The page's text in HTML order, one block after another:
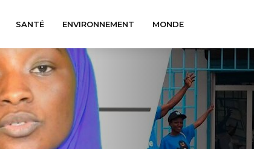
SANTÉ ENVIRONNEMENT MONDE